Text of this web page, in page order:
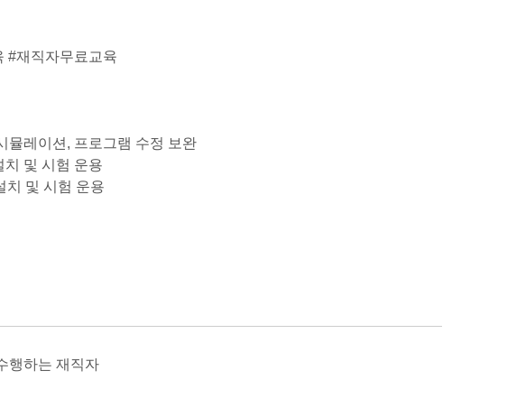
#재직자무료교육
뮬레이션, 프로그램 수정 보완
치 및 시험 운용
치 및 시험 운용
행하는 재직자